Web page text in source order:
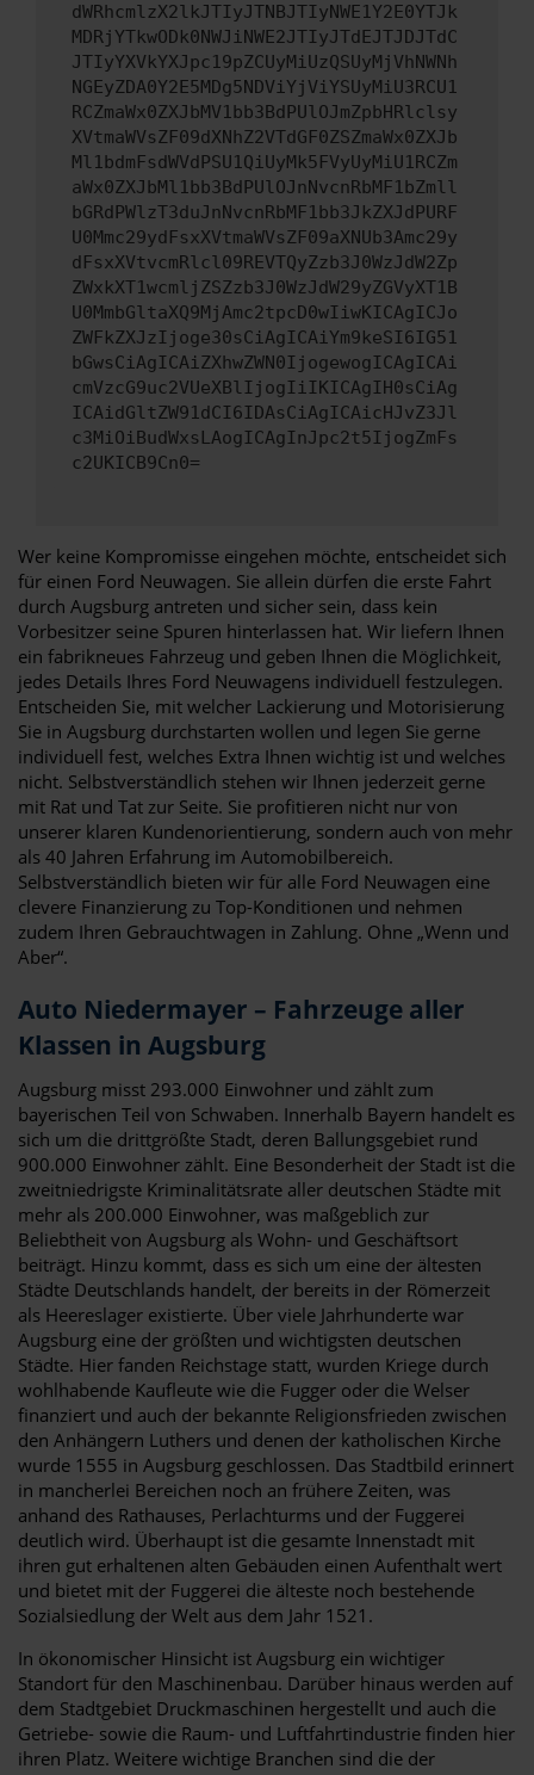
dWRhcmlzX2lkJTIyJTNBJTIyNWE1Y2E0YTJk
MDRjYTkwODk0NWJiNWE2JTIyJTdEJTJDJTdC
JTIyYXVkYXJpc19pZCUyMiUzQSUyMjVhNWNh
NGEyZDA0Y2E5MDg5NDViYjViYSUyMiU3RCU1
RCZmaWx0ZXJbMV1bb3BdPUlOJmZpbHRlclsy
XVtmaWVsZF09dXNhZ2VTdGF0ZSZmaWx0ZXJb
Ml1bdmFsdWVdPSU1QiUyMk5FVyUyMiU1RCZm
aWx0ZXJbMl1bb3BdPUlOJnNvcnRbMF1bZmll
bGRdPWlzT3duJnNvcnRbMF1bb3JkZXJdPURF
U0Mmc29ydFsxXVtmaWVsZF09aXNUb3Amc29y
dFsxXVtvcmRlcl09REVTQyZzb3J0WzJdW2Zp
ZWxkXT1wcmljZSZzb3J0WzJdW29yZGVyXT1B
U0MmbGltaXQ9MjAmc2tpcD0wIiwKICAgICJo
ZWFkZXJzIjoge30sCiAgICAiYm9keSI6IG51
bGwsCiAgICAiZXhwZWN0IjogewogICAgICAi
cmVzcG9uc2VUeXBlIjogIiIKICAgIH0sCiAg
ICAidGltZW91dCI6IDAsCiAgICAicHJvZ3Jl
c3MiOiBudWxsLAogICAgInJpc2t5IjogZmFs
c2UKICB9Cn0=
Wer keine Kompromisse eingehen möchte, entscheidet sich
für einen Ford Neuwagen. Sie allein dürfen die erste Fahrt
durch Augsburg antreten und sicher sein, dass kein
Vorbesitzer seine Spuren hinterlassen hat. Wir liefern Ihnen
ein fabrikneues Fahrzeug und geben Ihnen die Möglichkeit,
jedes Details Ihres Ford Neuwagens individuell festzulegen.
Entscheiden Sie, mit welcher Lackierung und Motorisierung
Sie in Augsburg durchstarten wollen und legen Sie gerne
individuell fest, welches Extra Ihnen wichtig ist und welches
nicht. Selbstverständlich stehen wir Ihnen jederzeit gerne
mit Rat und Tat zur Seite. Sie profitieren nicht nur von
unserer klaren Kundenorientierung, sondern auch von mehr
als 40 Jahren Erfahrung im Automobilbereich.
Selbstverständlich bieten wir für alle Ford Neuwagen eine
clevere Finanzierung zu Top-Konditionen und nehmen
zudem Ihren Gebrauchtwagen in Zahlung. Ohne „Wenn und
Aber“.
Auto Niedermayer – Fahrzeuge aller
Klassen in Augsburg
Augsburg misst 293.000 Einwohner und zählt zum
bayerischen Teil von Schwaben. Innerhalb Bayern handelt es
sich um die drittgrößte Stadt, deren Ballungsgebiet rund
900.000 Einwohner zählt. Eine Besonderheit der Stadt ist die
zweitniedrigste Kriminalitätsrate aller deutschen Städte mit
mehr als 200.000 Einwohner, was maßgeblich zur
Beliebtheit von Augsburg als Wohn- und Geschäftsort
beiträgt. Hinzu kommt, dass es sich um eine der ältesten
Städte Deutschlands handelt, der bereits in der Römerzeit
als Heereslager existierte. Über viele Jahrhunderte war
Augsburg eine der größten und wichtigsten deutschen
Städte. Hier fanden Reichstage statt, wurden Kriege durch
wohlhabende Kaufleute wie die Fugger oder die Welser
finanziert und auch der bekannte Religionsfrieden zwischen
den Anhängern Luthers und denen der katholischen Kirche
wurde 1555 in Augsburg geschlossen. Das Stadtbild erinnert
in mancherlei Bereichen noch an frühere Zeiten, was
anhand des Rathauses, Perlachturms und der Fuggerei
deutlich wird. Überhaupt ist die gesamte Innenstadt mit
ihren gut erhaltenen alten Gebäuden einen Aufenthalt wert
und bietet mit der Fuggerei die älteste noch bestehende
Sozialsiedlung der Welt aus dem Jahr 1521.
In ökonomischer Hinsicht ist Augsburg ein wichtiger
Standort für den Maschinenbau. Darüber hinaus werden auf
dem Stadtgebiet Druckmaschinen hergestellt und auch die
Getriebe- sowie die Raum- und Luftfahrtindustrie finden hier
ihren Platz. Weitere wichtige Branchen sind die der